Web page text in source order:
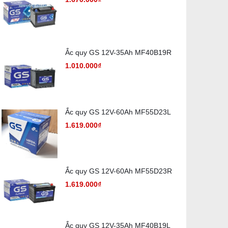
Ắc quy GS 12V-35Ah MF40B19R
1.010.000₫
Ắc quy GS 12V-60Ah MF55D23L
1.619.000₫
Ắc quy GS 12V-60Ah MF55D23R
1.619.000₫
Ắc quy GS 12V-35Ah MF40B19L